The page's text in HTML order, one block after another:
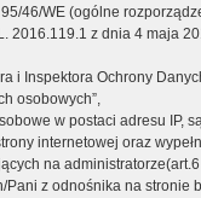
46/WE (ogólne
2016.119.1 z dnia 4 maja
i Inspektora Ochrony
osobowych”,
w postaci adresu IP,
internetowej oraz
na
Pani z odnośnika na stronie